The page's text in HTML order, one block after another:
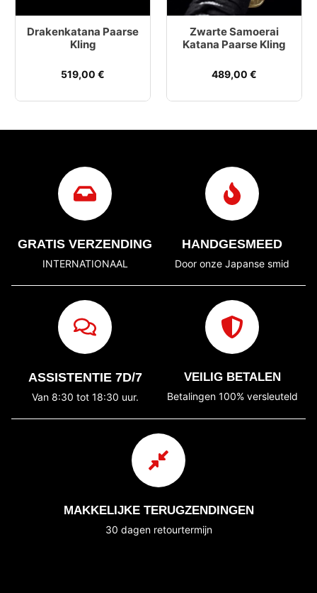
Drakenkatana Paarse
Kling
519,00 €
Zwarte Samoerai
Katana Paarse Kling
489,00 €
GRATIS VERZENDING
INTERNATIONAAL
HANDGESMEED
Door onze Japanse smid
ASSISTENTIE 7D/7
Van 8:30 tot 18:30 uur.
VEILIG BETALEN
Betalingen 100% versleuteld
MAKKELIJKE TERUGZENDINGEN
30 dagen retourtermijn